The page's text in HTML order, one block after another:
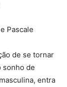
Pascale
de se tornar
sonho de
entra